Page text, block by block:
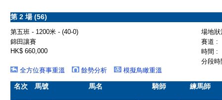
第 2 場 (56)
第五班 - 1200米 - (40-0)
場地
錦田讓賽
賽道 :
HK$ 660,000
時間 :
分段
全方位賽事重溫
餘勢分析 模擬鳥瞰重溫
名次 馬號 馬名 騎師 練馬師